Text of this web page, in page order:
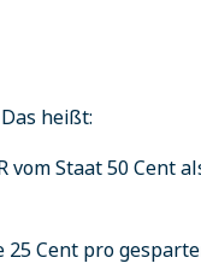
heißt:
vom Staat 50 Cent
25 Cent pro